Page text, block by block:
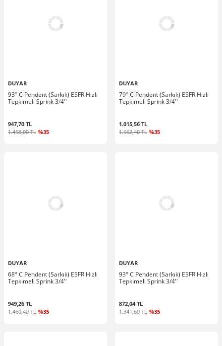
DUYAR
93° C Pendent (Sarkık) ESFR Hızlı
Tepkimeli Sprink 3/4''
947,70 TL
1.458,00 TL %35
DUYAR
79° C Pendent (Sarkık) ESFR Hızlı
Tepkimeli Sprink 3/4''
1.015,56 TL
1.562,40 TL %35
DUYAR
68° C Pendent (Sarkık) ESFR Hızlı
Tepkimeli Sprink 3/4''
949,26 TL
1.460,40 TL %35
DUYAR
93° C Pendent (Sarkık) ESFR Hızlı
Tepkimeli Sprink 3/4''
872,04 TL
1.341,60 TL %35